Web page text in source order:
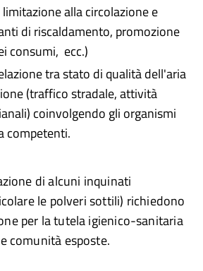
alla circolazione e
di riscaldamento, promozione
consumi, ecc.)
tra stato di qualità dell'aria
(traffico stradale, attività
coinvolgendo gli organismi
competenti.
di alcuni inquinati
le polveri sottili) richiedono
per la tutela igienico-sanitaria
comunità esposte.